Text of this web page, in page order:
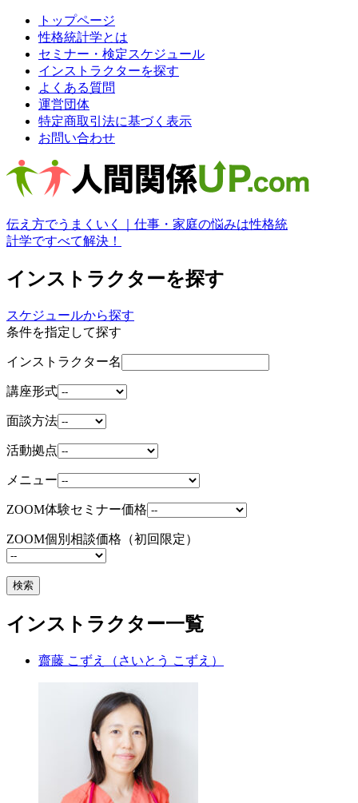
トップページ
性格統計学とは
セミナー・検定スケジュール
インストラクターを探す
よくある質問
運営団体
特定商取引法に基づく表示
お問い合わせ
伝え方でうまくいく｜仕事・家庭の悩みは性格統
計学ですべて解決！
インストラクターを探す
スケジュールから探す
条件を指定して探す
インストラクター名
講座形式
面談方法
活動拠点
メニュー
ZOOM体験セミナー価格
ZOOM個別相談価格（初回限定）
インストラクター一覧
齋藤 こずえ （さいとう こずえ）